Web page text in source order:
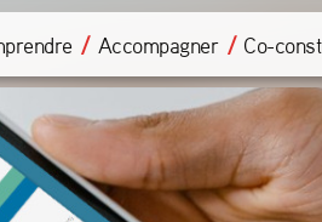
Accompagner Co-